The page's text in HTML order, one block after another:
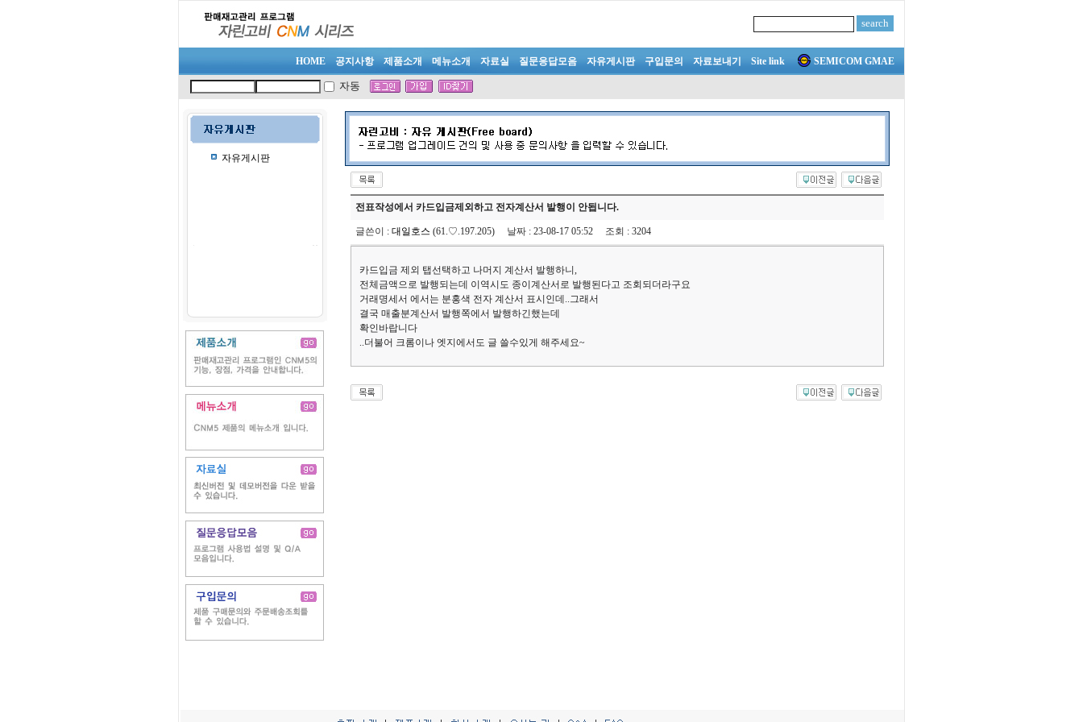
HOME 공지사항 제품소개 메뉴소개 자료실 질문응답모음 자유게시판 구입문의 자료보내기 Site link SEMICOM GMAE
자동
자유게시판
전표작성에서 카드입금제외하고 전자계산서 발행이 안됩니다.
글쓴이 : 대일호스 (61.♡.197.205) 날짜 : 23-08-17 05:52 조회 : 3204
카드입금 제외 탭선택하고 나머지 계산서 발행하니,
전체금액으로 발행되는데 이역시도 종이계산서로 발행된다고 조회되더라구요
거래명세서 에서는 분홍색 전자 계산서 표시인데..그래서
결국 매출분계산서 발행쪽에서 발행하긴했는데
확인바랍니다
..더불어 크롬이나 엣지에서도 글 쓸수있게 해주세요~